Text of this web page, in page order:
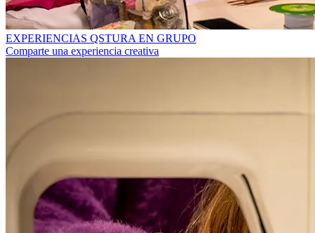
EXPERIENCIAS QSTURA EN GRUPO
Comparte una experiencia creativa